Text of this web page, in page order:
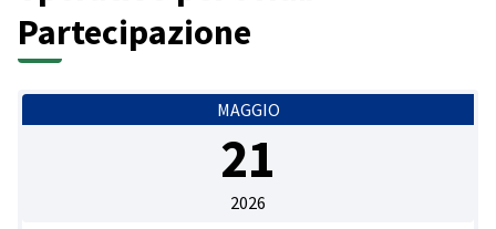
Partecipazione
MAGGIO
21
2026